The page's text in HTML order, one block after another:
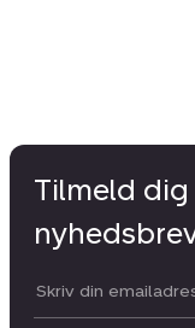
Tilmeld
Din email: